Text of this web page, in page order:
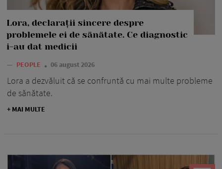
Lora, declarații sincere despre
problemele ei de sănătate. Ce diagnostic
i-au dat medicii
— PEOPLE 06 august 2026
Lora a dezvăluit că se confruntă cu mai multe probleme
de sănătate.
+ MAI MULTE